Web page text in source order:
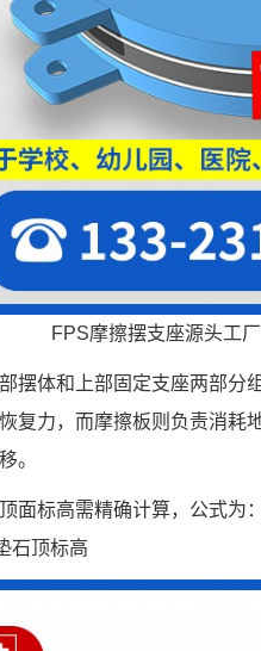
FPS摩擦摆支座源头工厂
摆体和上部固定支座两部分
复力，而摩擦板则负责消耗
。
面标高需精确计算，公式为
石顶标高